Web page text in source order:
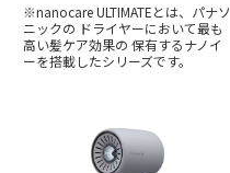
※nanocare ULTIMATEとは、パナソ
ニックの ドライヤーにおいて最も
高い髪ケア効果の 保有するナノイ
ーを搭載したシリーズです。